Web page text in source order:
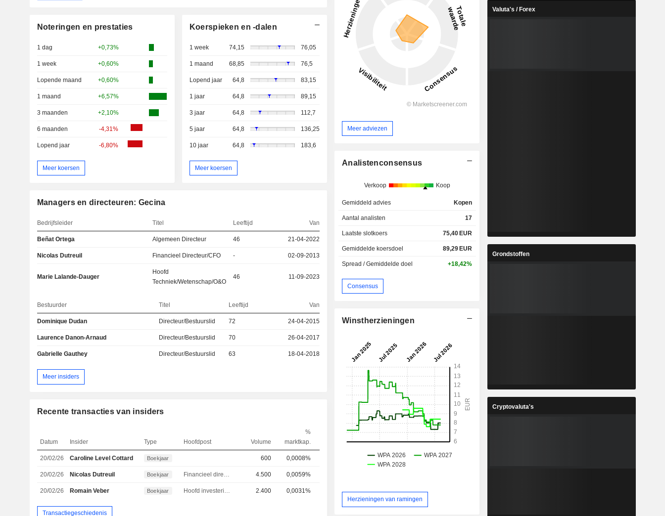
Noteringen en prestaties
1 dag +0,73%
1 week +0,60%
Lopende maand +0,60%
1 maand +6,57%
3 maanden +2,10%
6 maanden -4,31%
Lopend jaar -6,80%
Meer koersen
Koerspieken en -dalen
1 week 74,15 76,05
1 maand 68,85 76,5
Lopend jaar 64,8 83,15
1 jaar 64,8 89,15
3 jaar 64,8 112,7
5 jaar 64,8 136,25
10 jaar 64,8 183,6
Meer koersen
Managers en directeuren: Gecina
Bedrijfsleider Titel Leeftijd Van
Beñat Ortega Algemeen Directeur 46 21-04-2022
Nicolas Dutreuil Financieel Directeur/CFO - 02-09-2013
Marie Lalande-Dauger
Hoofd
Techniek/Wetenschap/O&O
46 11-09-2023
Bestuurder Titel Leeftijd Van
Dominique Dudan Directeur/Bestuurslid 72 24-04-2015
Laurence Danon-Arnaud Directeur/Bestuurslid 70 26-04-2017
Gabrielle Gauthey Directeur/Bestuurslid 63 18-04-2018
Meer insiders
Recente transacties van insiders
Datum Insider Type Hoofdpost Volume
%
marktkap.
20/02/26 Caroline Level Cottard Boekjaar 600 0,0008%
20/02/26 Nicolas Dutreuil Boekjaar 4.500 0,0059%
20/02/26 Romain Veber Boekjaar 2.400 0,0031%
Transactiegeschiedenis
Meer adviezen
Analistenconsensus
Verkoop Koop
Gemiddeld advies Kopen
Aantal analisten 17
Laatste slotkoers 75,40 EUR
Gemiddelde koersdoel 89,29 EUR
Spread / Gemiddelde doel +18,42%
Consensus
Winstherzieningen
Herzieningen van ramingen
Valuta's / Forex
Grondstoffen
Cryptovaluta's